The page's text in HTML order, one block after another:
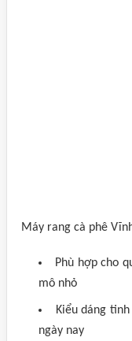
Máy rang cà phê
Phù hợp cho
mô nhỏ
Kiểu dáng
ngày nay